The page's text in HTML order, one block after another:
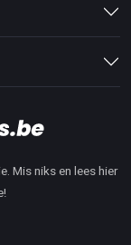
Mis niks en lees hier